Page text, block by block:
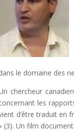
le domaine des
chercheur
les
d’être traduit en
(3). Un film